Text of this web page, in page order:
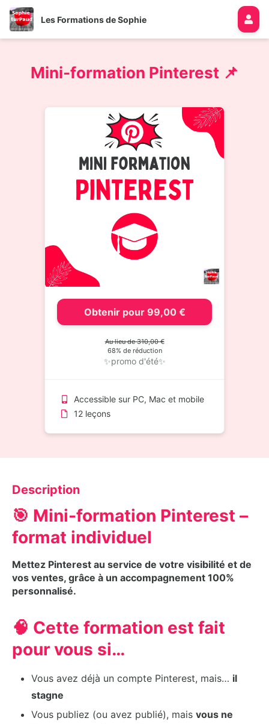
Les Formations de Sophie
Mini-formation Pinterest 📌
Obtenir pour 99,00 €
Au lieu de 310,00 €
68% de réduction
✨promo d'été✨
Accessible sur PC, Mac et mobile
12 leçons
Description
🎯 Mini-formation Pinterest –
format individuel
Mettez Pinterest au service de votre visibilité et de
vos ventes, grâce à un accompagnement 100%
personnalisé.
🧠 Cette formation est fait
pour vous si…
Vous avez déjà un compte Pinterest, mais… il
stagne
Vous publiez (ou avez publié), mais vous ne